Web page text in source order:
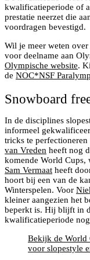
kwalificatieperiode of
prestatie neerzet die
voordragen bevestigd.
Wil je meer weten
voor deelname aan
Olympische website.
de NOC*NSF
Snowboard
In de disciplines
informeel
tricks te
van Vreden heeft nog
komende World Cups,
Sam Vermaat heeft
hoort bij een van de
Winterspelen. Voor
kleiner aangezien het
beperkt is. Hij blijft in
kwalificatieperiode
Bekijk de World
voor slopestyle